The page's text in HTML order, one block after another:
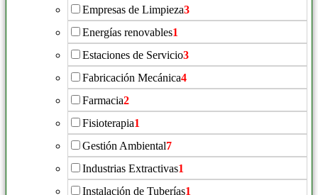
Empresas de Limpieza3
Energías renovables1
Estaciones de Servicio3
Fabricación Mecánica4
Farmacia2
Fisioterapia1
Gestión Ambiental7
Industrias Extractivas1
Instalación de Tuberías1